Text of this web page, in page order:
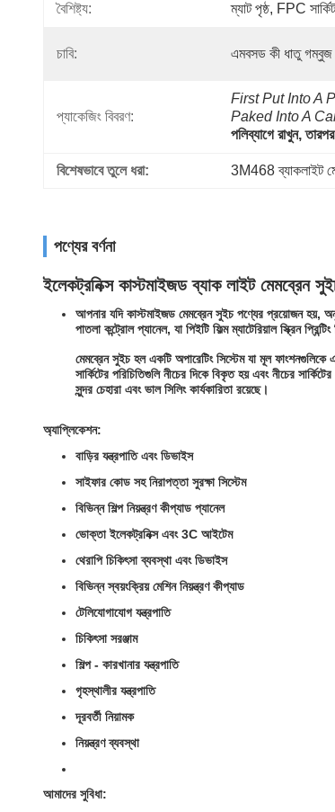
বৈশিষ্ট্য: ম্যাট পৃষ্ঠ, FPC সার্কিট
চাবি: এমবসড কী ধাতু গম্বুজ
প্যাকেজিং বিবরণ:
First Put Into A
Paked Into A
পলিব্যাগে রাখুন,
বিশেষভাবে তুলে ধরা: 3M468 ব্যাকলাইট
পণ্যের বর্ণনা
ইলেকট্রনিক্স কাস্টমাইজড ব্যাক লাইট মেমব্রেন
আপনার যদি কাস্টমাইজড মেমব্রেন সুইচ পণ্যের প্রয়োজন হয়,
পাতলা কন্ট্রোল প্যানেল, যা পিইটি ফিল্ম ম্যাটেরিয়াল স্ক্রিন
মেমব্রেন সুইচ হল একটি অপারেটিং সিস্টেম যা মূল
সার্কিটের পরিচিতিগুলি নীচের দিকে বিকৃত হয় এবং নীচের
সুন্দর চেহারা এবং ভাল সিলিং কার্যকারিতা রয়েছে।
অ্যাপ্লিকেশন:
বাড়ির যন্ত্রপাতি এবং ডিভাইস
সাইফার কোড সহ নিরাপত্তা সুরক্ষা সিস্টেম
বিভিন্ন শিল্প নিয়ন্ত্রণ কীপ্যাড প্যানেল
ভোক্তা ইলেকট্রনিক্স এবং 3C আইটেম
থেরাপি চিকিৎসা ব্যবস্থা এবং ডিভাইস
বিভিন্ন স্বয়ংক্রিয় মেশিন নিয়ন্ত্রণ কীপ্যাড
টেলিযোগাযোগ যন্ত্রপাতি
চিকিৎসা সরঞ্জাম
শিল্প - কারখানার যন্ত্রপাতি
গৃহস্থালীর যন্ত্রপাতি
দূরবর্তী নিয়ামক
নিয়ন্ত্রণ ব্যবস্থা
আমাদের সুবিধা: